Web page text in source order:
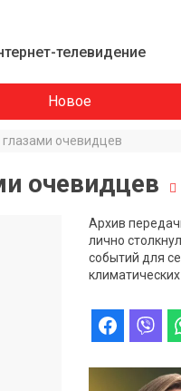
телевидение
Новое
очевидцев
очевидцев
Архив
лично
событий для
климатических